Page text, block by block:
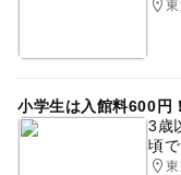
小学生は入館料600円
3歳
頃